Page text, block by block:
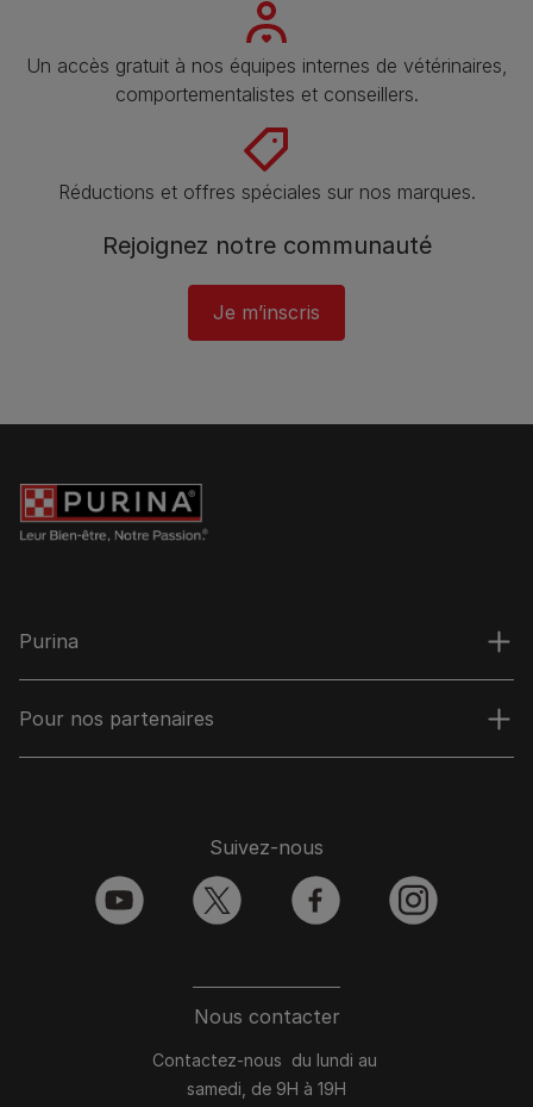
Un accès gratuit à nos équipes internes de vétérinaires,
comportementalistes et conseillers.
Réductions et offres spéciales sur nos marques.
Rejoignez notre communauté
Je m’inscris
Purina
Pour nos partenaires
Nous contacter
Contactez-nous du lundi au
samedi, de 9H à 19H
Suivez-nous
youtube twitter facebook instagram